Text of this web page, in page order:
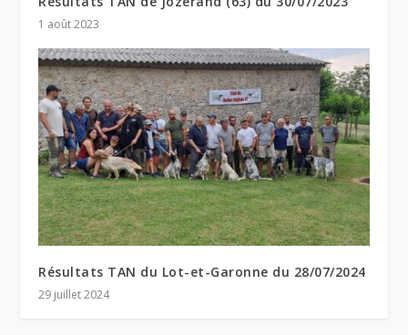
1 août 2023
Résultats TAN du Lot-et-Garonne du 28/07/2024
29 juillet 2024